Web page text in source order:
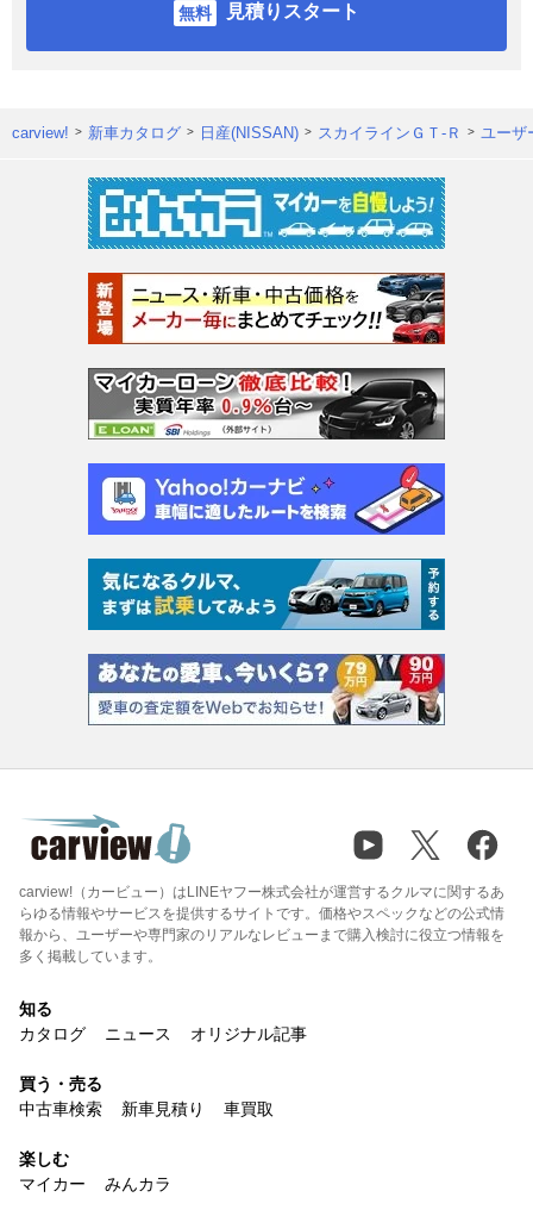
見積りスタート
carview! 新車カタログ 日産(NISSAN) スカイラインＧＴ‐Ｒ ユーザ
carview!（カービュー）はLINEヤフー株式会社が運営するクルマに関するあ
らゆる情報やサービスを提供するサイトです。価格やスペックなどの公式情
報から、ユーザーや専門家のリアルなレビューまで購入検討に役立つ情報を
多く掲載しています。
知る
カタログ
ニュース オリジナル記事
買う・売る
中古車検索
新車見積り 車買取
楽しむ
マイカー
みんカラ